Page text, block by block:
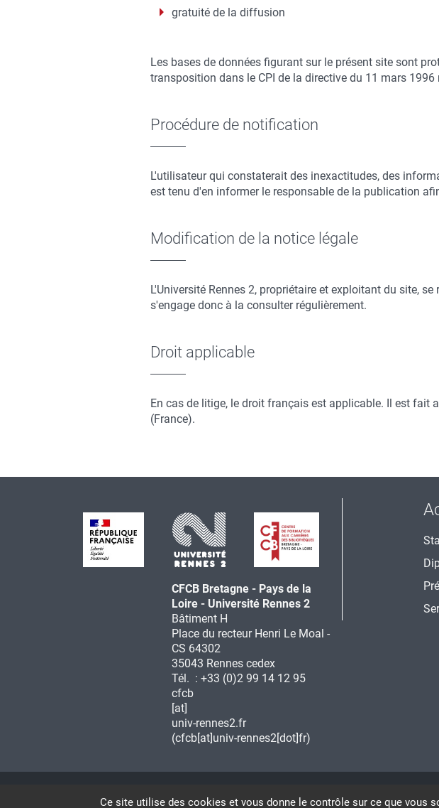
Ce site utilise des cookies et vous donne le contrôle sur ce que vous
gratuité de la diffusion
Les bases de données figurant sur le présent site sont
transposition dans le CPI de la directive du 11 mars
Procédure de notification
L'utilisateur qui constaterait des inexactitudes, des
est tenu d'en informer le responsable de la publication
Modification de la notice légale
L'Université Rennes 2, propriétaire et exploitant du site,
s'engage donc à la consulter régulièrement.
Droit applicable
En cas de litige, le droit français est applicable. Il est
(France).
CFCB Bretagne - Pays de la
Loire - Université Rennes 2
Bâtiment H
Place du recteur Henri Le Moal -
CS 64302
35043 Rennes cedex
Tél. : +33 (0)2 99 14 12 95
cfcb
[at]
univ-rennes2.fr
(cfcb[at]univ-rennes2[dot]fr)
CONTACT PLAN DU SITE CRÉDITS ET